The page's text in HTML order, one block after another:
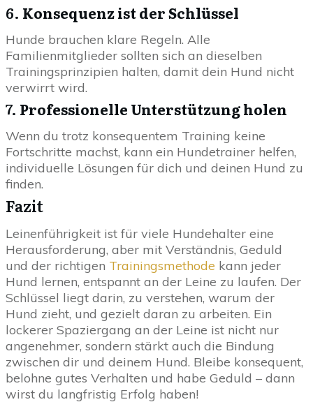
6. Konsequenz ist der Schlüssel
Hunde brauchen klare Regeln. Alle
Familienmitglieder sollten sich an dieselben
Trainingsprinzipien halten, damit dein Hund nicht
verwirrt wird.
7. Professionelle Unterstützung holen
Wenn du trotz konsequentem Training keine
Fortschritte machst, kann ein Hundetrainer helfen,
individuelle Lösungen für dich und deinen Hund zu
finden.
Fazit
Leinenführigkeit ist für viele Hundehalter eine
Herausforderung, aber mit Verständnis, Geduld
und der richtigen Trainingsmethode kann jeder
Hund lernen, entspannt an der Leine zu laufen. Der
Schlüssel liegt darin, zu verstehen, warum der
Hund zieht, und gezielt daran zu arbeiten. Ein
lockerer Spaziergang an der Leine ist nicht nur
angenehmer, sondern stärkt auch die Bindung
zwischen dir und deinem Hund. Bleibe konsequent,
belohne gutes Verhalten und habe Geduld – dann
wirst du langfristig Erfolg haben!